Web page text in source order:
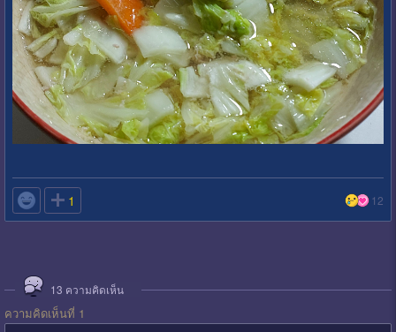
 1 12
13 ความคิดเห็น
ความคิดเห็นที่ 1